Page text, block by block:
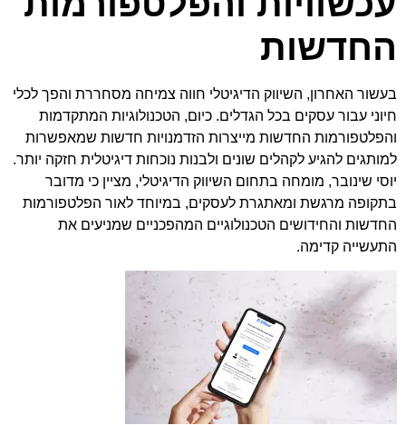
החדשות
בעשור האחרון, השיווק הדיגיטלי חווה צמיחה מסחררת והפך לכלי
חיוני עבור עסקים בכל הגדלים. כיום, הטכנולוגיות המתקדמות
והפלטפורמות החדשות מייצרות הזדמנויות חדשות שמאפשרות
למותגים להגיע לקהלים שונים ולבנות נוכחות דיגיטלית חזקה יותר.
יוסי שינובר, מומחה בתחום השיווק הדיגיטלי, מציין כי מדובר
בתקופה מרגשת ומאתגרת לעסקים, במיוחד לאור הפלטפורמות
החדשות והחידושים הטכנולוגיים המהפכניים שמניעים את
התעשייה קדימה.